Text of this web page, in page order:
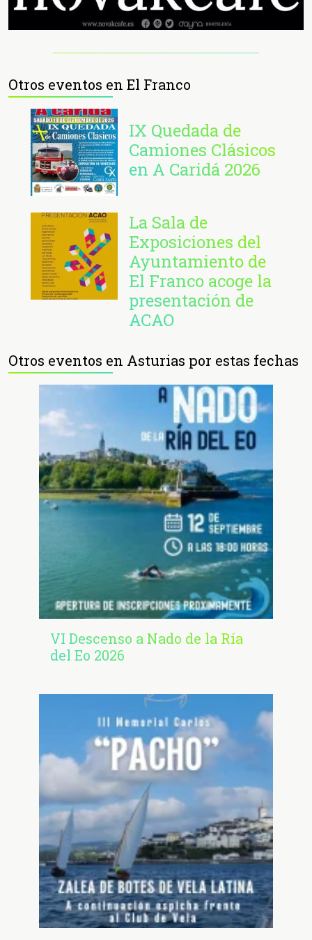
Otros eventos en El Franco
IX Quedada de
Camiones Clásicos
en A Caridá 2026
La Sala de
Exposiciones del
Ayuntamiento de
El Franco acoge la
presentación de
ACAO
Otros eventos en Asturias por estas fechas
VI Descenso a Nado de la Ría
del Eo 2026